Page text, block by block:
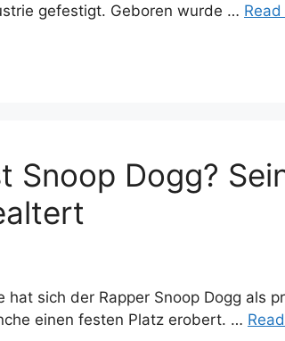
gefestigt. Geboren wurde …
Snoop Dogg?
hat sich der Rapper Snoop Dogg als
einen festen Platz erobert. …